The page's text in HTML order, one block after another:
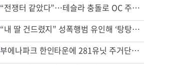
“전쟁터 같았다”…테슬라 충돌로 OC 주택 4채 파손
“내 딸 건드렸지” 성폭행범 유인해 ‘탕탕’…아빠의 복수 결말
부에나파크 한인타운에 281유닛 주거단지 들어선다